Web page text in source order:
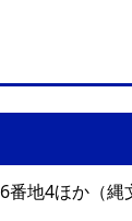
番地4ほか（